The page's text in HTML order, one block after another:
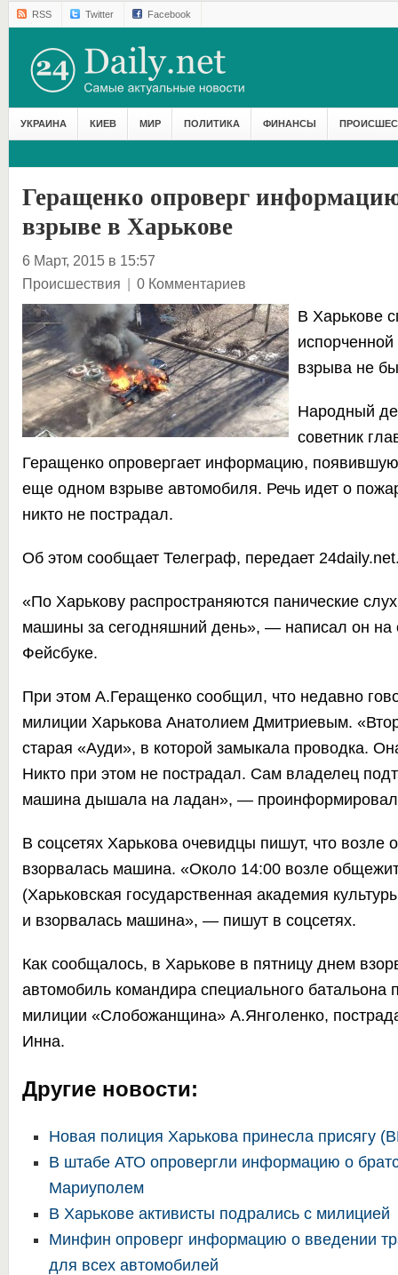
RSS Twitter Facebook
УКРАИНА КИЕВ МИР ПОЛИТИКА ФИНАНСЫ
Геращенко опроверг
взрыве в Харькове
6 Март, 2015 в 15:57
Происшествия | 0 Комментариев
В Харькове
испорченной
взрыва не
Народный
советник
Геращенко опровергает информацию,
еще одном взрыве автомобиля. Речь идет о
никто не пострадал.
Об этом сообщаетТелеграф, передает
«По Харькову распространяются панические
машины за сегодняшний день», — написал он на
Фейсбуке.
При этом А.Геращенко сообщил, что недавно
милиции Харькова Анатолием Дмитриевым.
старая «Ауди», в которой замыкала проводка.
Никто при этом не пострадал. Сам владелец
машина дышала на ладан», —
В соцсетях Харькова очевидцы пишут, что возле
взорвалась машина. «Около 14:00 возле
(Харьковская государственная академия
и взорвалась машина», — пишут в соцсетях.
Как сообщалось, в Харькове в пятницу днем
автомобилькомандира специального батальона
милиции «Слобожанщина» А.Янголенко,
Инна.
Другие новости:
Новая полиция Харькова принесла присягу
В штабе АТО опровергли информацию о
Мариуполем
В Харькове активисты подрались с милицией
Минфин опроверг информацию о введении
для всех автомобилей